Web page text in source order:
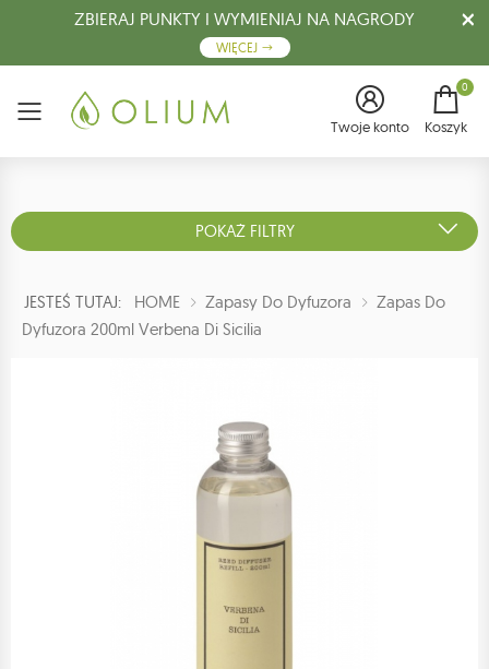
ZBIERAJ PUNKTY I WYMIENIAJ NA NAGRODY
WIĘCEJ
Menu Twoje konto
0
Koszyk
POKAŻ FILTRY
JESTEŚ TUTAJ: HOME Zapasy Do Dyfuzora
Zapas Do
Dyfuzora 200ml Verbena Di Sicilia